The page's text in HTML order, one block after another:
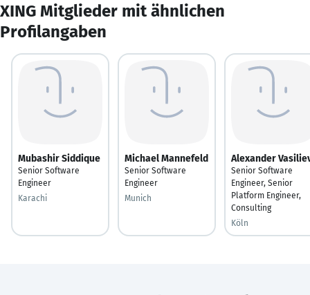
XING Mitglieder mit ähnlichen
Profilangaben
Mubashir Siddique
Senior Software
Engineer
Karachi
Michael Mannefeld
Senior Software
Engineer
Munich
Alexander
Senior Software
Engineer, Senior
Platform Engineer,
Consulting
Köln